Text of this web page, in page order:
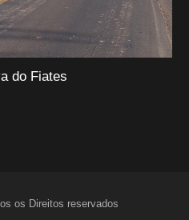
do Fiates
os Direitos reservados